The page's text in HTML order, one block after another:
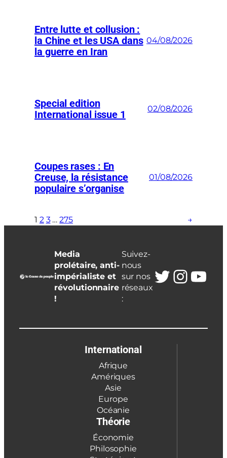
Entre lutte et collusion :
la Chine et les USA dans
la guerre en Iran
04/08/2026
Special edition
International issue 1
02/08/2026
Coupes rases : En
Creuse, la résistance
populaire s’organise
01/08/2026
1 2 3 … 275 →
Media
prolétaire, anti-
impérialiste et
révolutionnaire
!
Suivez-
nous
sur nos
réseaux
:
Twitter
International
Afrique
Amériques
Asie
Europe
Océanie
Théorie
Économie
Philosophie